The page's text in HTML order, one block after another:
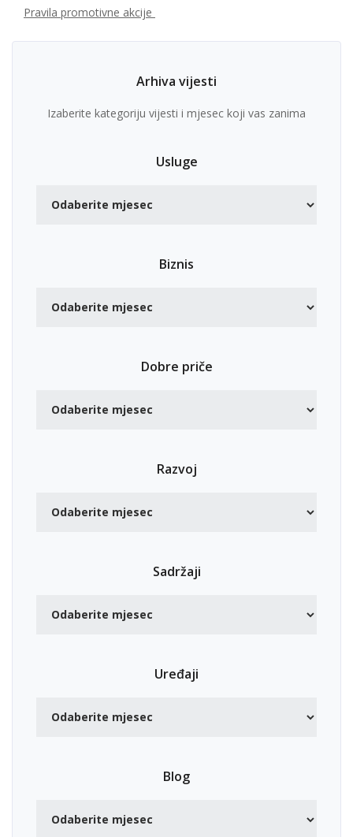
Pravila promotivne akcije
Arhiva vijesti
Izaberite kategoriju vijesti i mjesec koji vas zanima
Usluge
Biznis
Dobre priče
Razvoj
Sadržaji
Uređaji
Blog